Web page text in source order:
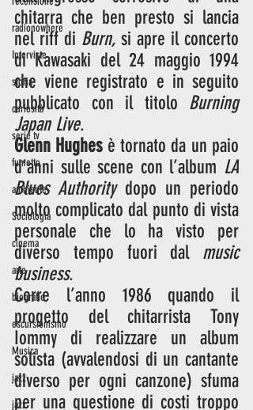
radionowhere
Interviste
storia
curiosità
serie tv
fumetto
ambiente
Sociologia
cinema
arte
biografie
escursionismo
Musica
jazz
jazz
chitarra che ben presto si lancia
nel riff di Burn, si apre il concerto
di Kawasaki del 24 maggio 1994
che viene registrato e in seguito
pubblicato con il titolo Burning
Japan Live.
Glenn Hughes è tornato da un paio
d’anni sulle scene con l’album LA
Blues Authority dopo un periodo
molto complicato dal punto di vista
personale che lo ha visto per
diverso tempo fuori dal music
business.
Corre l’anno 1986 quando il
progetto del chitarrista Tony
Iommy di realizzare un album
solista (avvalendosi di un cantante
diverso per ogni canzone) sfuma
per una questione di costi troppo